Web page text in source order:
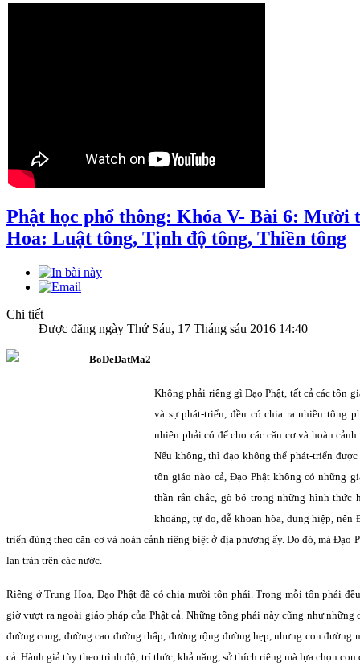
Phật học phổ thông: Khóa V- Bài 6: Mười
Hoa: Luật tông, Tịnh độ tông, Thiền tông
Chi tiết
Được đăng ngày Thứ Sáu, 17 Tháng sáu 2016 14:40
Không phải riêng gì Ðạo Phật, tất cả các tôn
và sự phát-triển, đều có chia ra nhiều tông
nhiên phải có để cho các căn cơ và hoàn
Nếu không, thì đạo không thể phát-triển
tôn giáo nào cả, Ðạo Phật không có những
thần rắn chắc, gò bó trong những hình thức
khoáng, tự do, dễ khoan hòa, dung hiệp, nên
triển đúng theo căn cơ và hoàn cảnh riêng biệt ở địa phương ấy. Do đó, mà Ðạo
lan tràn trên các nước.
Riêng ở Trung Hoa, Ðạo Phật đã có chia mười tôn phái. Trong mỗi tôn phái
giờ vượt ra ngoài giáo pháp của Phật cả. Những tông phái này cũng như những
đường cong, đường cao đường thấp, đường rộng đường hẹp, nhưng con đường
cả. Hành giả tùy theo trình độ, trí thức, khả năng, sở thích riêng mà lựa chọn